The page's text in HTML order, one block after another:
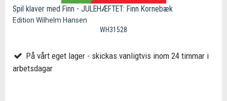
Spil klaver med Finn - JULEHÆFTET: Finn Kornebæk
Edition Wilhelm Hansen
WH31528
På vårt eget lager - skickas vanligtvis inom 24 timmar i
arbetsdagar